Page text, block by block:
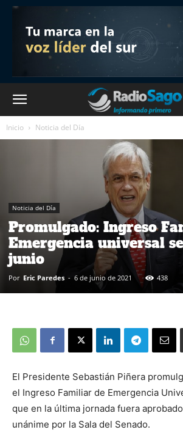
Inicio Noticia del Día
Noticia del Día
Promulgado: Ingreso
Emergencia universal
junio
Por Eric Paredes - 6 de junio de 2021 438
El Presidente Sebastián Piñera
el Ingreso Familiar de Emergencia
que en la última jornada fuera
unánime por la Sala del Senado.